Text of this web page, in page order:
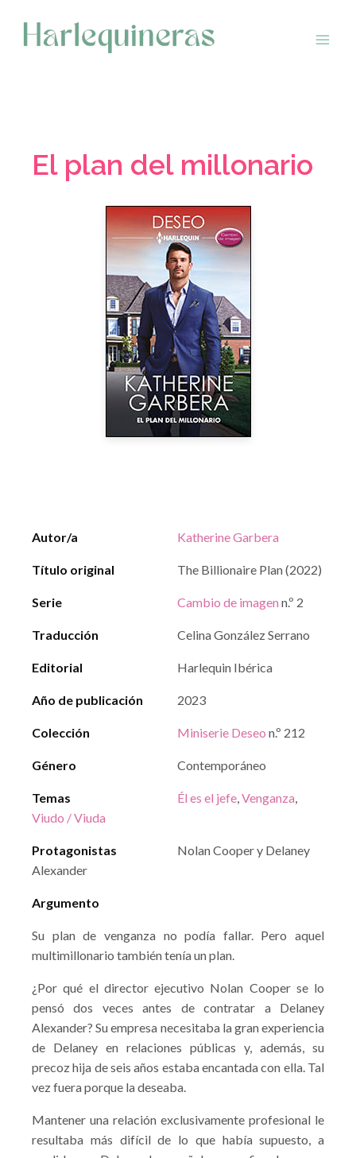
contenido
El plan del millonario
Autor/a Katherine Garbera
Título original The Billionaire Plan (2022)
Serie Cambio de imagen n.º 2
Traducción Celina González Serrano
Editorial Harlequin Ibérica
Año de publicación 2023
Colección Miniserie Deseo n.º 212
Género Contemporáneo
Temas Él es el jefe,Venganza,
Viudo / Viuda
Protagonistas
Nolan Cooper y Delaney
Alexander
Argumento
Su plan de venganza no podía fallar. Pero aquel
multimillonario también tenía un plan.
¿Por qué el director ejecutivo Nolan Cooper se lo
pensó dos veces antes de contratar a Delaney
Alexander? Su empresa necesitaba la gran experiencia
de Delaney en relaciones públicas y, además, su
precoz hija de seis años estaba encantada con ella. Tal
vez fuera porque la deseaba.
Mantener una relación exclusivamente profesional le
resultaba más difícil de lo que había supuesto, a